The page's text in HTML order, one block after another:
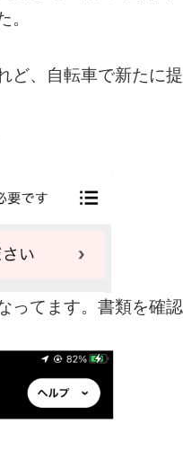
ど、自転車で新たに
てます。書類を確認